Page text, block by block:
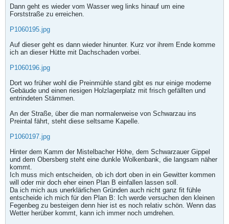
Dann geht es wieder vom Wasser weg links hinauf um eine
Forststraße zu erreichen.
P1060195.jpg
Auf dieser geht es dann wieder hinunter. Kurz vor ihrem Ende komme
ich an dieser Hütte mit Dachschaden vorbei.
P1060196.jpg
Dort wo früher wohl die Preinmühle stand gibt es nur einige moderne
Gebäude und einen riesigen Holzlagerplatz mit frisch gefällten und
entrindeten Stämmen.
An der Straße, über die man normalerweise von Schwarzau ins
Preintal fährt, steht diese seltsame Kapelle.
P1060197.jpg
Hinter dem Kamm der Mistelbacher Höhe, dem Schwarzauer Gippel
und dem Obersberg steht eine dunkle Wolkenbank, die langsam näher
kommt.
Ich muss mich entscheiden, ob ich dort oben in ein Gewitter kommen
will oder mir doch eher einen Plan B einfallen lassen soll.
Da ich mich aus unerklärlichen Gründen auch nicht ganz fit fühle
entscheide ich mich für den Plan B: Ich werde versuchen den kleinen
Fegenbeg zu besteigen denn hier ist es noch relativ schön. Wenn das
Wetter herüber kommt, kann ich immer noch umdrehen.